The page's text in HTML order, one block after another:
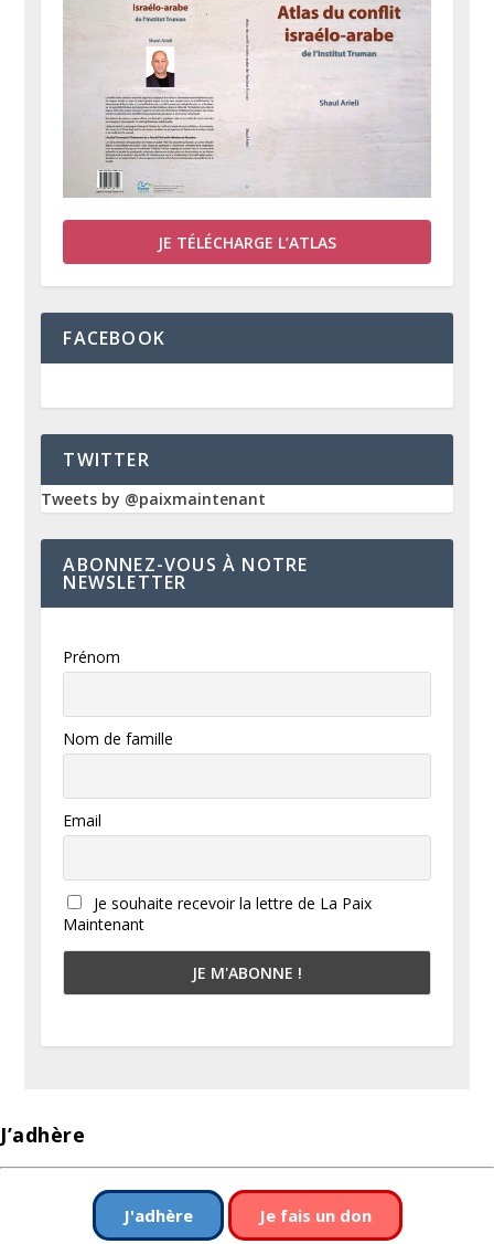
JE TÉLÉCHARGE L’ATLAS
FACEBOOK
TWITTER
Tweets by @paixmaintenant
ABONNEZ-VOUS À NOTRE
NEWSLETTER
Prénom
Nom de famille
Email
Je souhaite recevoir la lettre de La Paix
Maintenant
J’adhère
J'adhère Je fais un don